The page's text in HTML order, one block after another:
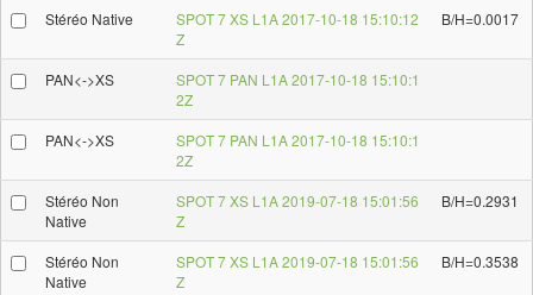
Stéréo Native
SPOT 7 XS L1A 2017-10-18 15:10:12
Z
B/H=0.0017
PAN<->XS
SPOT 7 PAN L1A 2017-10-18 15:10:1
2Z
PAN<->XS
SPOT 7 PAN L1A 2017-10-18 15:10:1
2Z
Stéréo Non
Native
SPOT 7 XS L1A 2019-07-18 15:01:56
Z
B/H=0.2931
Stéréo Non
Native
SPOT 7 XS L1A 2019-07-18 15:01:56
Z
B/H=0.3538